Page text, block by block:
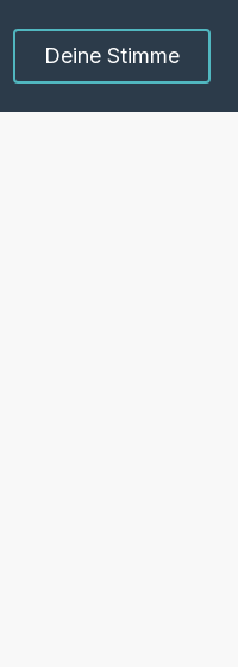
Deine Stimme